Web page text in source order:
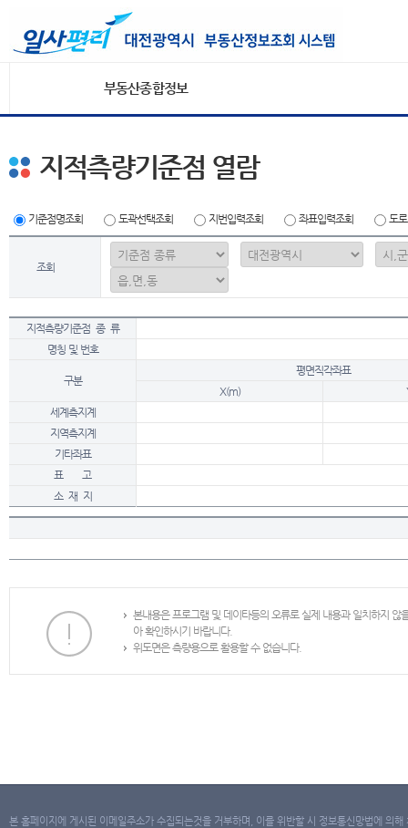
부동산종합정보
지적측량기준점 열람
기준점명조회 도곽선택조회 지번입력조회 좌표입력조회 도
조회
지적측량기준점 종 류
명칭 및 번호
구분
평면직각좌표
X(m)
세계측지계
지역측지계
기타좌표
표 고
소 재 지
본내용은 프로그램 및 데이타등의 오류로 실제 내용과 일치하지
아 확인하시기 바랍니다.
위도면은 측량용으로 활용할 수 없습니다.
본 홈페이지에 게시된 이메일주소가 수집되는것을 거부하며, 이를 위반할 시 정보통신망법에 의